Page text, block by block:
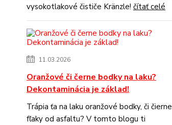
vysokotlakové čističe Kränzle! čítať celé
11.03.2026
Oranžové či černe bodky na laku?
Dekontaminácia je základ!
Trápia ťa na laku oranžové bodky, či čierne
fľaky od asfaltu? V tomto blogu ti